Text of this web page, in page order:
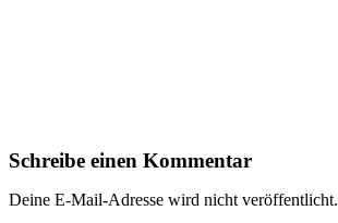
Schreibe einen Kommentar
Deine E-Mail-Adresse wird nicht veröffentlicht.